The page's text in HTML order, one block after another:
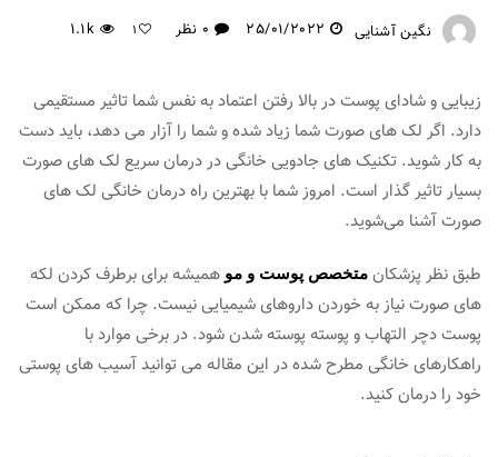
نگین آشنایی 25/01/2022 0 نظر 1
1.1k
زیبایی و شادای پوست در بالا رفتن اعتماد به نفس شما تاثیر مستقیمی
دارد. اگر لک های صورت شما زیاد شده و شما را آزار می دهد، باید دست
به کار شوید. تکنیک های جادویی خانگی در درمان سریع لک های صورت
بسیار تاثیر گذار است. امروز شما با بهترین راه درمان خانگی لک های
صورت آشنا ‌‌می‌شوید.
طبق نظر پزشکان متخصص پوست و موهمیشه برای برطرف کردن لکه
های صورت نیاز به خوردن داروهای شیمیایی نیست. چرا که ممکن است
پوست دچر التهاب و پوسته پوسته شدن شود. در برخی موارد با
راهکارهای خانگی مطرح شده در این مقاله می توانید آسیب های پوستی
خود را درمان کنید.